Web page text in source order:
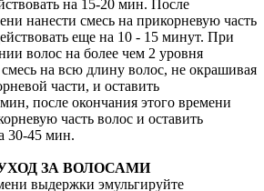
на 15-20 мин. После
нанести смесь на прикорневую часть
еще на 10 - 15 минут. При
волос на более чем 2 уровня
на всю длину волос, не окрашивая
части, и оставить
после окончания этого времени
часть волос и оставить
30-45 мин.
ЗА ВОЛОСАМИ
выдержки эмульгируйте